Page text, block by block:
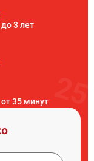
3 лет
35 минут